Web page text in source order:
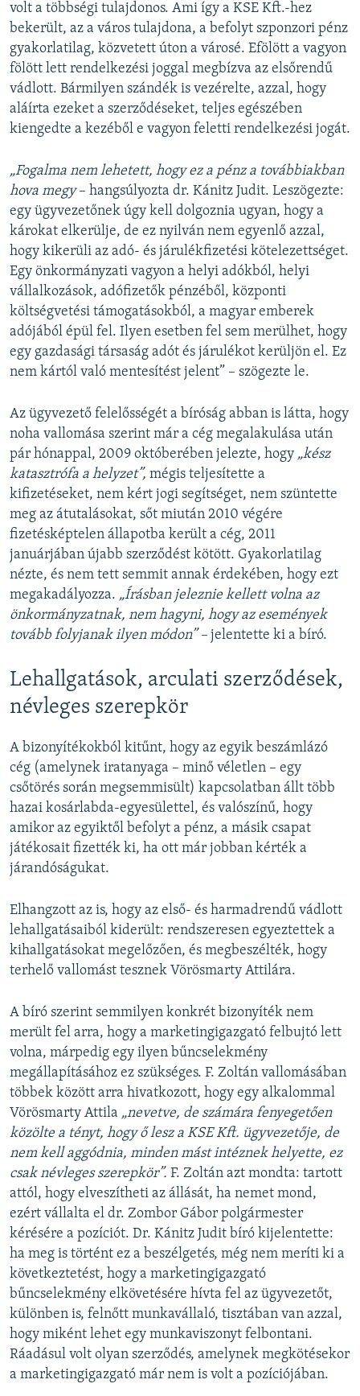
volt a többségi tulajdonos. Ami így a KSE Kft.-hez
bekerült, az a város tulajdona, a befolyt szponzori pénz
gyakorlatilag, közvetett úton a városé. Efölött a vagyon
fölött lett rendelkezési joggal megbízva az elsőrendű
vádlott. Bármilyen szándék is vezérelte, azzal, hogy
aláírta ezeket a szerződéseket, teljes egészében
kiengedte a kezéből e vagyon feletti rendelkezési jogát.
„Fogalma nem lehetett, hogy ez a pénz a továbbiakban
hova megy– hangsúlyozta dr. Kánitz Judit. Leszögezte:
egy ügyvezetőnek úgy kell dolgoznia ugyan, hogy a
károkat elkerülje, de ez nyilván nem egyenlő azzal,
hogy kikerüli az adó- és járulékfizetési kötelezettséget.
Egy önkormányzati vagyon a helyi adókból, helyi
vállalkozások, adófizetők pénzéből, központi
költségvetési támogatásokból, a magyar emberek
adójából épül fel. Ilyen esetben fel sem merülhet, hogy
egy gazdasági társaság adót és járulékot kerüljön el. Ez
nem kártól való mentesítést jelent” – szögezte le.
Az ügyvezető felelősségét a bíróság abban is látta, hogy
noha vallomása szerint már a cég megalakulása után
pár hónappal, 2009 októberében jelezte, hogy „kész
katasztrófa a helyzet”, mégis teljesítette a
kifizetéseket, nem kért jogi segítséget, nem szüntette
meg az átutalásokat, sőt miután 2010 végére
fizetésképtelen állapotba került a cég, 2011
januárjában újabb szerződést kötött. Gyakorlatilag
nézte, és nem tett semmit annak érdekében, hogy ezt
megakadályozza. „Írásban jeleznie kellett volna az
önkormányzatnak, nem hagyni, hogy az események
tovább folyjanak ilyen módon” – jelentette ki a bíró.
Lehallgatások, arculati szerződések,
névleges szerepkör
A bizonyítékokból kitűnt, hogy az egyik beszámlázó
cég (amelynek iratanyaga – minő véletlen – egy
csőtörés során megsemmisült) kapcsolatban állt több
hazai kosárlabda-egyesülettel, és valószínű, hogy
amikor az egyiktől befolyt a pénz, a másik csapat
játékosait fizették ki, ha ott már jobban kérték a
járandóságukat.
Elhangzott az is, hogy az első- és harmadrendű vádlott
lehallgatásaiból kiderült: rendszeresen egyeztettek a
kihallgatásokat megelőzően, és megbeszélték, hogy
terhelő vallomást tesznek Vörösmarty Attilára.
A bíró szerint semmilyen konkrét bizonyíték nem
merült fel arra, hogy a marketingigazgató felbujtó lett
volna, márpedig egy ilyen bűncselekmény
megállapításához ez szükséges. F. Zoltán vallomásában
többek között arra hivatkozott, hogy egy alkalommal
Vörösmarty Attila „nevetve, de számára fenyegetően
közölte a tényt, hogy ő lesz a KSE Kft. ügyvezetője, de
nem kell aggódnia, minden mást intéznek helyette, ez
csak névleges szerepkör”. F. Zoltán azt mondta: tartott
attól, hogy elveszítheti az állását, ha nemet mond,
ezért vállalta el dr. Zombor Gábor polgármester
kérésére a pozíciót. Dr. Kánitz Judit bíró kijelentette:
ha meg is történt ez a beszélgetés, még nem meríti ki a
következtetést, hogy a marketingigazgató
bűncselekmény elkövetésére hívta fel az ügyvezetőt,
különben is, felnőtt munkavállaló, tisztában van azzal,
hogy miként lehet egy munkaviszonyt felbontani.
Ráadásul volt olyan szerződés, amelynek megkötésekor
a marketingigazgató már nem is volt a pozíciójában.